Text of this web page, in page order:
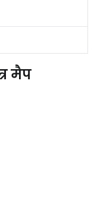
मैप